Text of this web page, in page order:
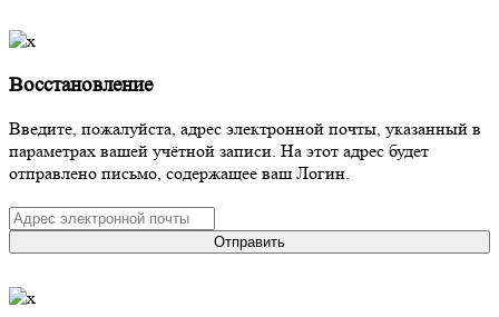
Восстановление
Введите, пожалуйста, адрес электронной почты, указанный в
параметрах вашей учётной записи. На этот адрес будет
отправлено письмо, содержащее ваш Логин.
Отправить